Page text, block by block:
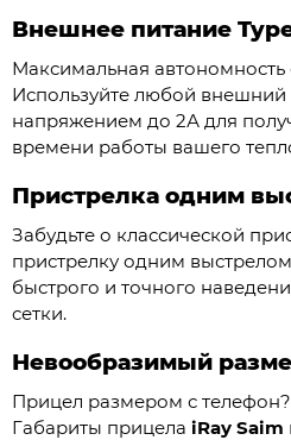
Внешнее питание
Максимальная
Используйте любой внешний
напряжением до 2А для
времени работы вашего
Пристрелка одним
Забудьте о классической
пристрелку одним
быстрого и точного
сетки.
Невообразимый
Прицел размером с
Габариты прицела iRay Saim